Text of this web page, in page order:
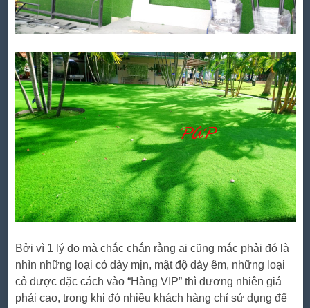
Bởi vì 1 lý do mà chắc chắn rằng ai cũng mắc phải đó là
nhìn những loại cỏ dày mịn, mật độ dày êm, những loại
cỏ được đặc cách vào “Hàng VIP” thì đương nhiên giá
phải cao, trong khi đó nhiều khách hàng chỉ sử dụng để